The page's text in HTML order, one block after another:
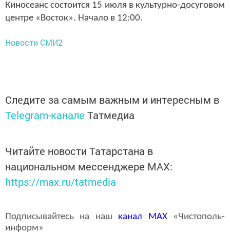
Киносеанс состоится 15 июля в культурно-досуговом
центре «Восток». Начало в 12:00.
Новости СМИ2
Следите за самым важным и интересным в
Telegram-канале Татмедиа
Читайте новости Татарстана в
национальном мессенджере MАХ:
https://max.ru/tatmedia
Подписывайтесь на наш канал MAX«Чистополь-
информ»